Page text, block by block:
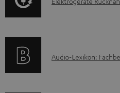
n
A
r
i
t
A
Audio-Lexikon: